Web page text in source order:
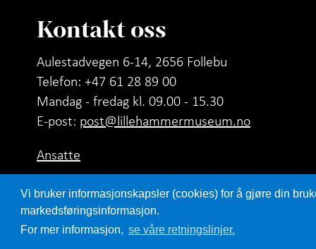
Vi bruker informasjonskapsler (cookies) for å gjøre din
markedsføringsinformasjon.
For mer informasjon, se våre retningslinjer.
Kontakt oss
Aulestadvegen 6-14, 2656 Follebu
Telefon: +47 61 28 89 00
Mandag - fredag kl. 09.00 - 15.30
E-post: post@lillehammermuseum.no
Ansatte
Personvernerklæring